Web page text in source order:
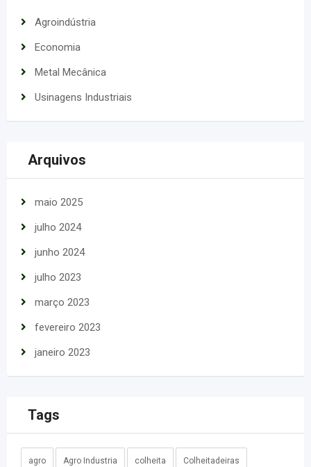
Agroindústria
Economia
Metal Mecânica
Usinagens Industriais
Arquivos
maio 2025
julho 2024
junho 2024
julho 2023
março 2023
fevereiro 2023
janeiro 2023
Tags
agro Agro Industria colheita Colheitadeiras